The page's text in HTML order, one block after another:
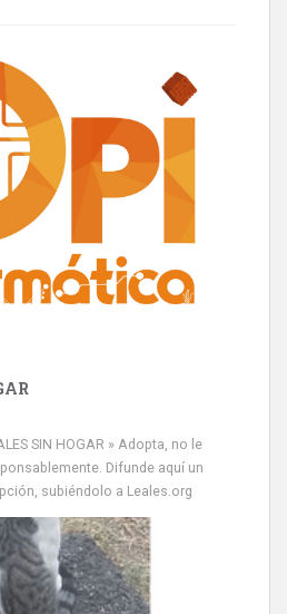
SIN HOGAR » Adopta, no le
Difunde aquí un
subiéndolo a Leales.org